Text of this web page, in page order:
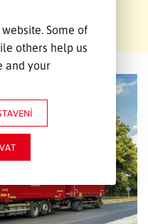
Some of
others help us
and your